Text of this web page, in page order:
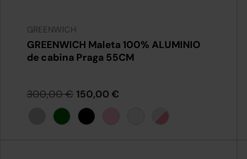
GREENWICH
GREENWICH Maleta 100% ALUMINIO
de cabina Praga 55CM
300,00 € 150,00 €